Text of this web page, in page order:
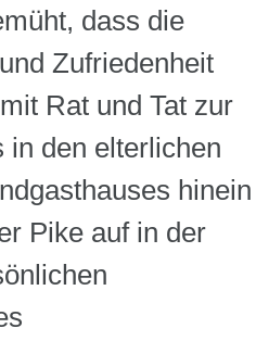
dass die
Zufriedenheit
Rat und Tat zur
in den elterlichen
hinein
Pike auf in der